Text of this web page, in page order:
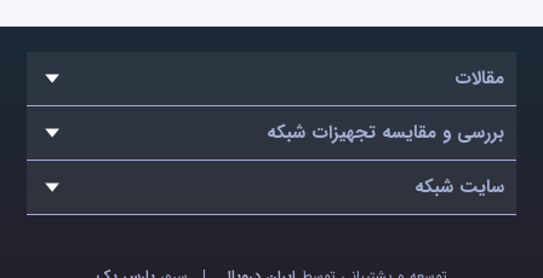
مقالات
بررسی و مقایسه تجهیزات شبکه
سایت شبکه